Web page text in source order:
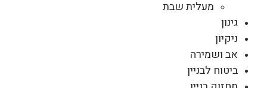
מעלית שבת
גינון
ניקיון
אב ושמירה
ביטוח לבניין